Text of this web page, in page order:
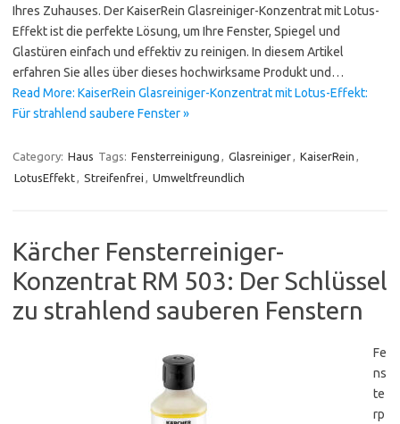
Ihres Zuhauses. Der KaiserRein Glasreiniger-Konzentrat mit Lotus-
Effekt ist die perfekte Lösung, um Ihre Fenster, Spiegel und
Glastüren einfach und effektiv zu reinigen. In diesem Artikel
erfahren Sie alles über dieses hochwirksame Produkt und…
Read More: KaiserRein Glasreiniger-Konzentrat mit Lotus-Effekt:
Für strahlend saubere Fenster »
Category: Haus Tags: Fensterreinigung , Glasreiniger, KaiserRein ,
LotusEffekt, Streifenfrei , Umweltfreundlich
Kärcher Fensterreiniger-
Konzentrat RM 503: Der Schlüssel
zu strahlend sauberen Fenstern
Fe
ns
te
rp